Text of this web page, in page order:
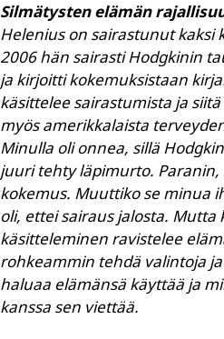
Silmätysten elämän
Helenius on sairastunut kaksi
2006 hän sairasti Hodgkinin
ja kirjoitti kokemuksistaan
käsittelee sairastumista ja
myös amerikkalaista
Minulla oli onnea, sillä
juuri tehty läpimurto.
kokemus. Muuttiko se minua
oli, ettei sairaus jalosta. Mutta
käsitteleminen ravistelee
rohkeammin tehdä valintoja
haluaa elämänsä käyttää ja
kanssa sen viettää.